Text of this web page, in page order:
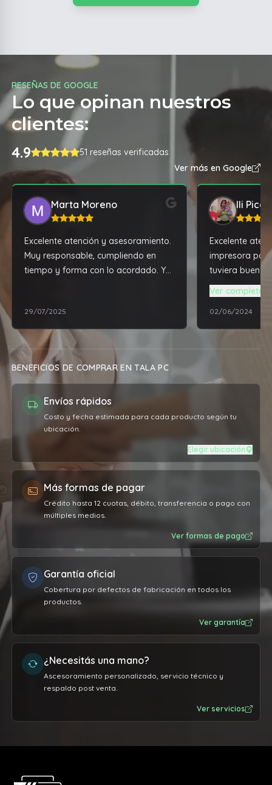
RESEÑAS DE GOOGLE
Lo que opinan nuestros
clientes:
4.9
51 reseñas verificadas
Ver más en Google
Marta Moreno
Excelente atención y asesoramiento.
Muy responsable, cumpliendo en
tiempo y forma con lo acordado. Y
29/07/2025
Ili
Excelente
impresora
tuviera buen
me dio la
super
solucionarme
técnico de mi
Ver completa
02/06/2024
BENEFICIOS DE COMPRAR EN TALA PC
Envíos rápidos
Costo y fecha estimada para cada producto según tu
ubicación.
Elegir ubicación
Más formas de pagar
Crédito hasta 12 cuotas, débito, transferencia o pago con
múltiples medios.
Ver formas de pago
Garantía oficial
Cobertura por defectos de fabricación en todos los
productos.
Ver garantía
¿Necesitás una mano?
Ascesoramiento personalizado, servicio técnico y
respaldo post venta.
Ver servicios